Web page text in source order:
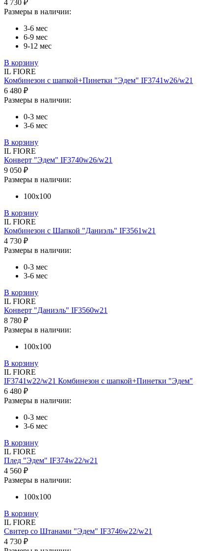
4 730 ₽
Размеры в наличии:
3-6 мес
6-9 мес
9-12 мес
В корзину
IL FIORE
Комбинезон с шапкой+Пинетки "Эдем" IF3741w26/w21
6 480 ₽
Размеры в наличии:
0-3 мес
3-6 мес
В корзину
IL FIORE
Конверт "Эдем" IF3740w26/w21
9 050 ₽
Размеры в наличии:
100х100
В корзину
IL FIORE
Комбинезон с Шапкой "Даниэль" IF3561w21
4 730 ₽
Размеры в наличии:
0-3 мес
3-6 мес
В корзину
IL FIORE
Конверт "Даниэль" IF3560w21
8 780 ₽
Размеры в наличии:
100х100
В корзину
IL FIORE
IF3741w22/w21 Комбинезон с шапкой+Пинетки "Эдем"
6 480 ₽
Размеры в наличии:
0-3 мес
3-6 мес
В корзину
IL FIORE
Плед "Эдем" IF374w22/w21
4 560 ₽
Размеры в наличии:
100х100
В корзину
IL FIORE
Свитер со Штанами "Эдем" IF3746w22/w21
4 730 ₽